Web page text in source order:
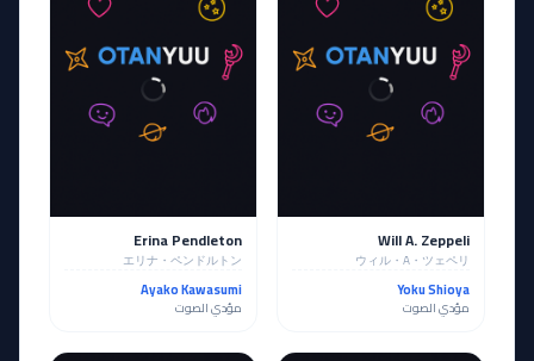
Will A. Zeppeli
ウィル・A・ツェペリ
Yoku Shioya
مؤدي الصوت
Erina Pendleton
エリナ・ペンドルトン
Ayako Kawasumi
مؤدي الصوت